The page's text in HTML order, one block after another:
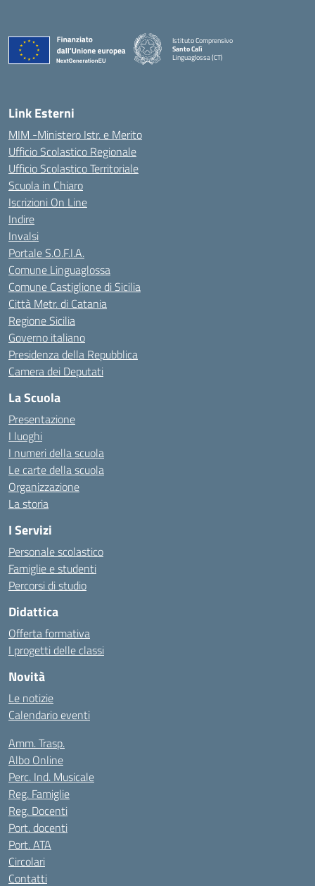
Istituto Comprensivo
Santo Calì
Linguaglossa (CT)
— Visita la pagina iniziale della scuola
Link Esterni
MIM -Ministero Istr. e Merito
Ufficio Scolastico Regionale
Ufficio Scolastico Territoriale
Scuola in Chiaro
Iscrizioni On Line
Indire
Invalsi
Portale S.O.F.I.A.
Comune Linguaglossa
Comune Castiglione di Sicilia
Città Metr. di Catania
Regione Sicilia
Governo italiano
Presidenza della Repubblica
Camera dei Deputati
La Scuola
Presentazione
I luoghi
I numeri della scuola
Le carte della scuola
Organizzazione
La storia
I Servizi
Personale scolastico
Famiglie e studenti
Percorsi di studio
Didattica
Offerta formativa
I progetti delle classi
Novità
Le notizie
Calendario eventi
Amm. Trasp.
Albo Online
Perc. Ind. Musicale
Reg. Famiglie
Reg. Docenti
Port. docenti
Port. ATA
Circolari
Contatti